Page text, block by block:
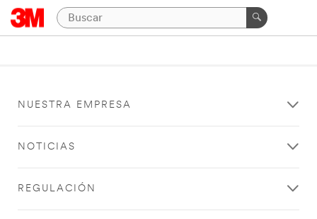
NUESTRA EMPRESA
NOTICIAS
REGULACIÓN